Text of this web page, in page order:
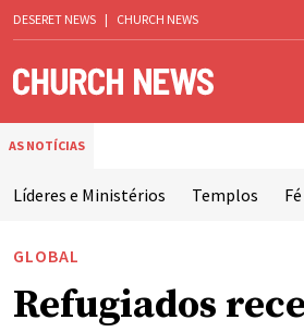
DESERET NEWS | CHURCH NEWS
AS NOTÍCIAS
Líderes e Ministérios Templos
GLOBAL
Refugiados